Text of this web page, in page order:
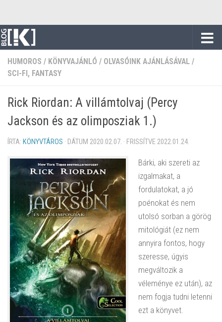
HUMOROS / KÖNYVAJÁNLÓ / OLVASÓINK AJÁNLÁSÁVAL /
SCI-FI, FANTASY
Rick Riordan: A ​villámtolvaj (Percy
Jackson és az olimposziak 1.)
ÍRTA: KÖNYVTÁROS · DÁTUM 2020.02.07. · FRISSÍTVE 2022.01.24.
Bárki, aki szereti az
izgalmakat, a
fordulatokat, a jó
poénokat és nem
utolsó sorban a görög
mitológiát (ez nem
annyira fontos, hogy
szeresse, úgyis
megváltozik a
véleménye ez után), az
nem fogja tudni letenni
ezt a könyvet.